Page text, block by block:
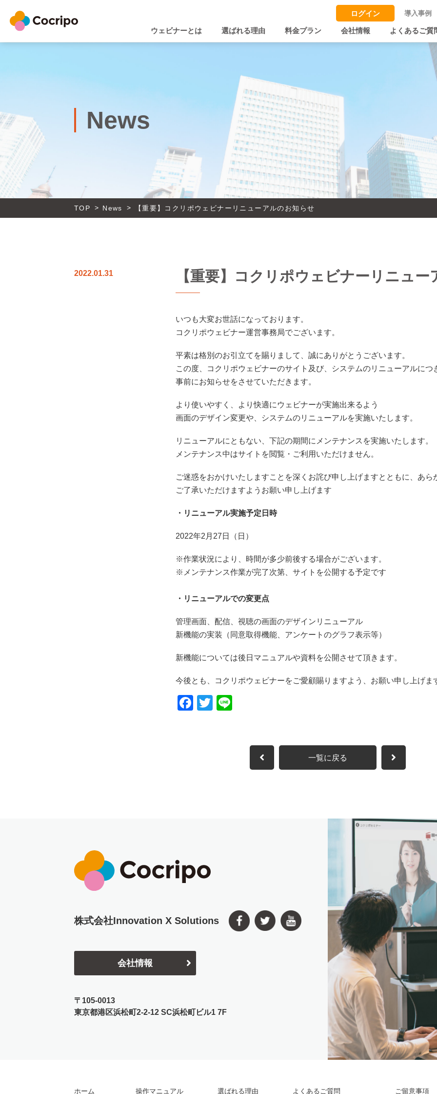
ウェビナーとは 選ばれる理由 料金プラン 会社情報 よくあるご質
ログイン 導入事例
News
TOP > News > 【重要】コクリポウェビナーリニューアルのお知らせ
2022.01.31 【重要】コクリポウェビナーリニュ
いつも大変お世話になっております。
コクリポウェビナー運営事務局でございます。
平素は格別のお引立てを賜りまして、誠にありがとうございます。
この度、コクリポウェビナーのサイト及び、システムのリニューアルにつ
事前にお知らせをさせていただきます。
より使いやすく、より快適にウェビナーが実施出来るよう
画面のデザイン変更や、システムのリニューアルを実施いたします。
リニューアルにともない、下記の期間にメンテナンスを実施いたします。
メンテナンス中はサイトを閲覧・ご利用いただけません。
ご迷惑をおかけいたしますことを深くお詫び申し上げますとともに、あら
ご了承いただけますようお願い申し上げます
・リニューアル実施予定日時
2022年2月27日（日）
※作業状況により、時間が多少前後する場合がございます。
※メンテナンス作業が完了次第、サイトを公開する予定です
・リニューアルでの変更点
管理画面、配信、視聴の画面のデザインリニューアル
新機能の実装（同意取得機能、アンケートのグラフ表示等）
新機能については後日マニュアルや資料を公開させて頂きます。
今後とも、コクリポウェビナーをご愛顧賜りますよう、お願い申し上げま
Facebook
Twitter
一覧に戻る
株式会社Innovation X Solutions
会社情報
〒105-0013
東京都港区浜松町2-2-12 SC浜松町ビル1 7F
ホーム 操作マニュアル 選ばれる理由 よくあるご質問 ご留意事項